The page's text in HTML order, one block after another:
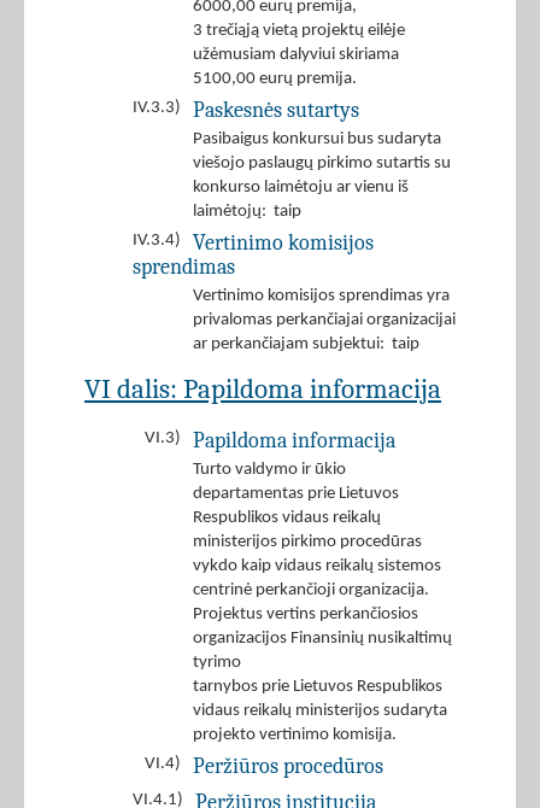
6000,00 eurų premija,
3 trečiąją vietą projektų eilėje
užėmusiam dalyviui skiriama
5100,00 eurų premija.
IV.3.3)
Paskesnės sutartys
Pasibaigus konkursui bus sudaryta
viešojo paslaugų pirkimo sutartis su
konkurso laimėtoju ar vienu iš
laimėtojų: taip
IV.3.4)
Vertinimo komisijos
sprendimas
Vertinimo komisijos sprendimas yra
privalomas perkančiajai organizacijai
ar perkančiajam subjektui: taip
VI dalis: Papildoma informacija
VI.3) Papildoma informacija
Turto valdymo ir ūkio
departamentas prie Lietuvos
Respublikos vidaus reikalų
ministerijos pirkimo procedūras
vykdo kaip vidaus reikalų sistemos
centrinė perkančioji organizacija.
Projektus vertins perkančiosios
organizacijos Finansinių nusikaltimų
tyrimo
tarnybos prie Lietuvos Respublikos
vidaus reikalų ministerijos sudaryta
projekto vertinimo komisija.
VI.4)
Peržiūros procedūros
VI.4.1) Peržiūros institucija